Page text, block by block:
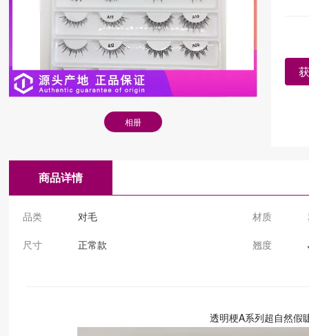
相册
商品详情
品类 对毛 材质
尺寸 正常款 翘度
透明梗A系列超自然假